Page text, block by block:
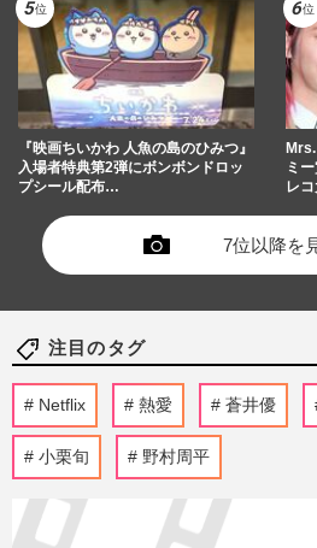
『映画ちいかわ 人魚の島のひみつ』
入場者特典第2弾にボンボンドロッ
プシール配布…
ミ
レ
7位以降を
注目のタグ
Netflix 熱愛 蒼井優
小栗旬 野村周平